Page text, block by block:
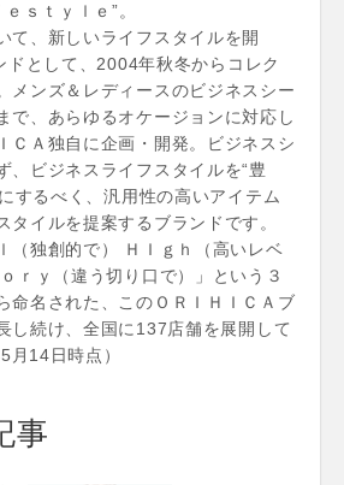
ｓｔｙｌｅ”。
て、新しいライフスタイルを開
ドとして、2004年秋冬からコレク
メンズ＆レディースのビジネスシー
で、あらゆるオケージョンに対応し
ＣＡ独自に企画・開発。ビジネスシ
、ビジネスライフスタイルを“豊
するべく、汎用性の高いアイテム
タイルを提案するブランドです。
（独創的で） ＨＩｇｈ（高いレベ
ｒｙ（違う切り口で）」という３
命名された、このＯＲＩＨＩＣＡブ
し続け、全国に137店舗を展開して
月14日時点）
事